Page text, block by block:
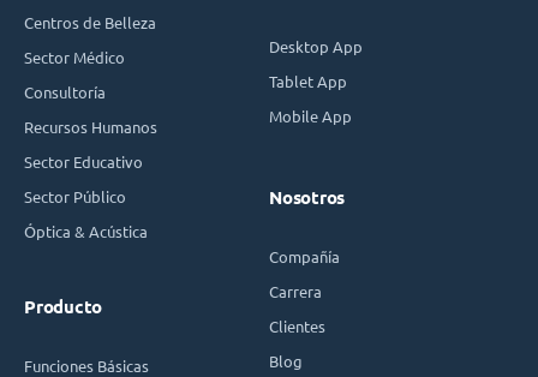
Centros de Belleza
Sector Médico
Consultoría
Recursos Humanos
Sector Educativo
Sector Público
Óptica & Acústica
Producto
Funciones Básicas
Desktop App
Tablet App
Mobile App
Nosotros
Compañía
Carrera
Clientes
Blog